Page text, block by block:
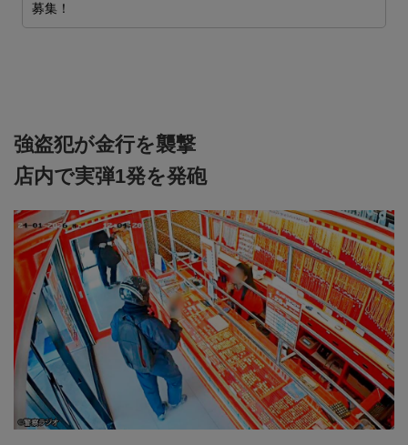
募集！
強盗犯が金行を襲撃
店内で実弾1発を発砲